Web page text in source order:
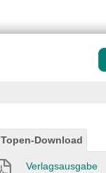
Download
Verlagsausgabe